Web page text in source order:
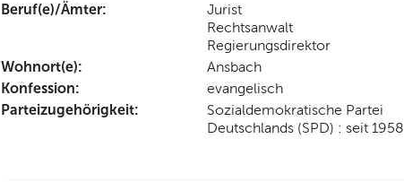
Beruf(e)/Ämter:
Jurist
Rechtsanwalt
Regierungsdirektor
Wohnort(e): Ansbach
Konfession: evangelisch
Parteizugehörigkeit:
Sozialdemokratische Partei
Deutschlands (SPD) : seit 1958